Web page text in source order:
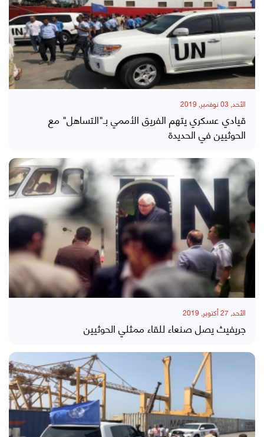
الأحد, 03 نوفمبر, 2019
قيادي عسكري يتهم الفريق الأممي بـ"التساهل" مع
الحوثيين في الحديدة
الأحد, 27 أكتوبر, 2019
جريفيث يصل صنعاء للقاء ممثلي الحوثيين